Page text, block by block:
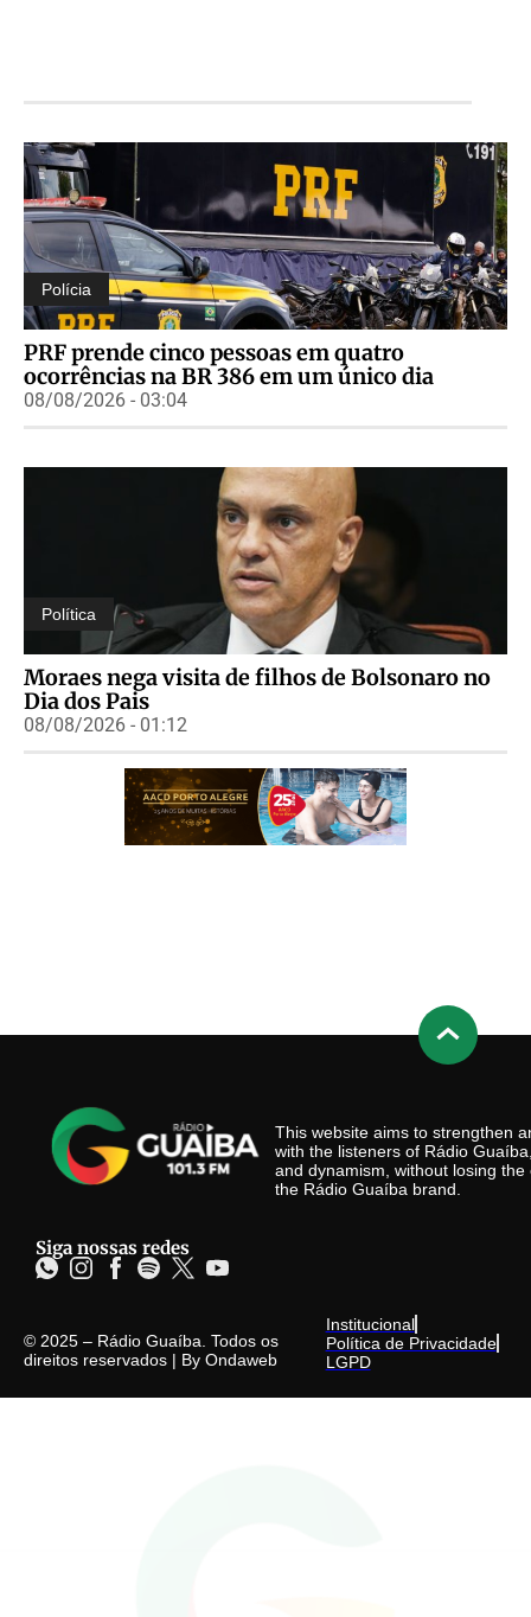
Polícia
PRF prende cinco pessoas em quatro
ocorrências na BR 386 em um único dia
08/08/2026 - 03:04
Política
Moraes nega visita de filhos de Bolsonaro no
Dia dos Pais
08/08/2026 - 01:12
This website aims to strengthen
with the listeners of Rádio
and dynamism, without losing
the Rádio Guaíba brand.
Siga nossas redes
© 2025 – Rádio Guaíba. Todos os
direitos reservados | By Ondaweb
Institucional
Política de Privacidade
LGPD